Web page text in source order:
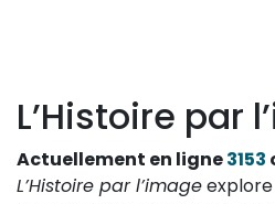
L’Histoire par
Actuellement en ligne3153
L’Histoire par l’image